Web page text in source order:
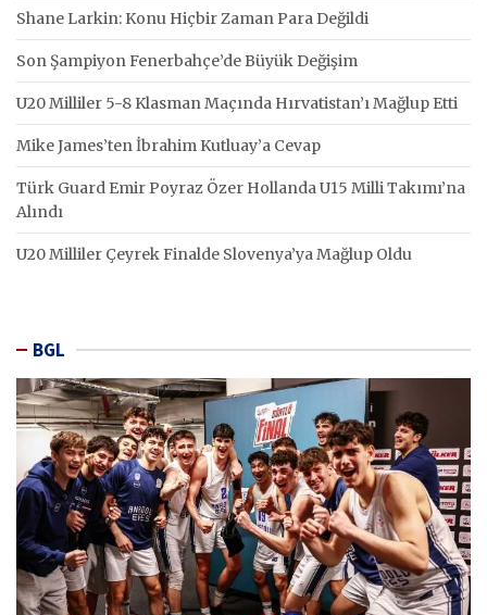
Shane Larkin: Konu Hiçbir Zaman Para Değildi
Son Şampiyon Fenerbahçe’de Büyük Değişim
U20 Milliler 5-8 Klasman Maçında Hırvatistan’ı Mağlup Etti
Mike James’ten İbrahim Kutluay’a Cevap
Türk Guard Emir Poyraz Özer Hollanda U15 Milli Takımı’na
Alındı
U20 Milliler Çeyrek Finalde Slovenya’ya Mağlup Oldu
BGL